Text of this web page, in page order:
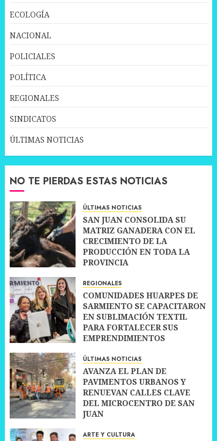
ECOLOGÍA
NACIONAL
POLICIALES
POLÍTICA
REGIONALES
SINDICATOS
ÚLTIMAS NOTICIAS
NO TE PIERDAS ESTAS NOTICIAS
ÚLTIMAS NOTICIAS
SAN JUAN CONSOLIDA SU
MATRIZ GANADERA CON EL
CRECIMIENTO DE LA
PRODUCCIÓN EN TODA LA
PROVINCIA
REGIONALES
COMUNIDADES HUARPES DE
SARMIENTO SE CAPACITARON
EN SUBLIMACIÓN TEXTIL
PARA FORTALECER SUS
EMPRENDIMIENTOS
ÚLTIMAS NOTICIAS
AVANZA EL PLAN DE
PAVIMENTOS URBANOS Y
RENUEVAN CALLES CLAVE
DEL MICROCENTRO DE SAN
JUAN
ARTE Y CULTURA